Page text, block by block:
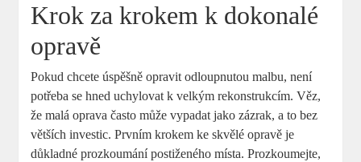
Krok za krokem k dokonalé
opravě
Pokud chcete úspěšně opravit odloupnutou malbu, není
potřeba se hned uchylovat k velkým rekonstrukcím. Věz,
že malá oprava často může vypadat jako zázrak, a to bez
větších investic. Prvním krokem ke skvělé opravě je
důkladné prozkoumání postiženého místa. Prozkoumejte,